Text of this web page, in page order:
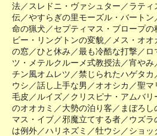
法／スレドニ・ヴァシュター／ラテ
伝／やすらぎの里モーズル・バート
命の猟犬／セプティマス・ブロープ
ビー・リングトンの変貌／メス・オ
の窓／ひと休み／最も冷酷な打撃／
ツ・メテルクルーメ式教授法／宵や
チン風オムレツ／禁じられたハゲタ
ウシ／話し上手な男／オオシカ／聖
毛皮／ルイズ／クリスピナ・アムバ
のオオカミ／大勢の泊り客／まぼろ
マス・イブ／邪魔立てする者／ウズ
は例外／ハリネズミ／牡ウシ／ショ